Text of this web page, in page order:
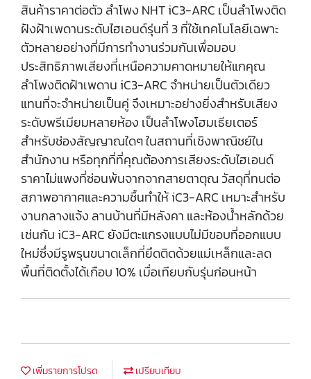
สินค้าราคาต่อตัว ลำโพง NHT iC3-ARC เป็นลำโพงติด
ฝังฝ้าเพดานระดับไฮเอนด์รุ่นที่ 3 ที่ใช้เทคโนโลยีเฉพาะ
ตัวหลายอย่างที่มีการทำงานร่วมกันเพื่อมอบ
ประสิทธิภาพเสียงที่เหนือความคาดหมายให้แกคุณ
ลำโพงติดฝ้าเพดาน iC3-ARC จำหน่ายเป็นตัวเดียว
แทนที่จะจำหน่ายเป็นคู่ จึงเหมาะอย่างยิ่งสำหรับเสียง
ระดับพรีเมียมหลายห้อง เป็นลำโพงโฮมเธียเตอร์
สำหรับช่องสัญญาณใดๆ ในสถานที่เชิงพาณิชย์ใน
สำนักงาน หรือทุกที่ที่คุณต้องการเสียงระดับไฮเอนด์
ราคาไม่แพงที่ซ่อนพ้นจากจากสายตาตุณ วัสดุที่ทนต่อ
สภาพอากาศและความชื้นทำให้ iC3-ARC เหมาะสำหรับ
งานกลางแจ้ง ลานบ้านที่มีหลังคา และห้องน้ำหลักด้วย
เช่นกัน iC3-ARC ยังมีตะแกรงแบบไม่มีขอบที่ออกแบบ
ใหม่ซึ่งมีรูพรุนขนาดเล็กที่ยึดติดด้วยแม่เหล็กและลด
พื้นที่ติดตั้งได้เกือบ 10% เมื่อเทียบกับรุ่นก่อนหน้า
เพิ่มรายการโปรด เปรียบเทียบ